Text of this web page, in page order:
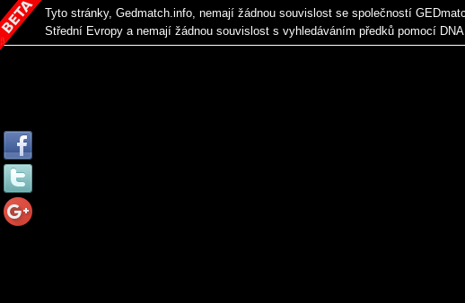
Tyto stránky, Gedmatch.info, nemají žádnou souvislost se společností
Střední Evropy a nemají žádnou souvislost s vyhledáváním předků pomocí